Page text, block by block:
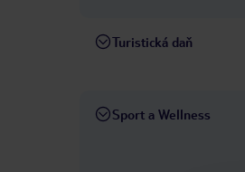
Turistická daň
Sport a Wellness